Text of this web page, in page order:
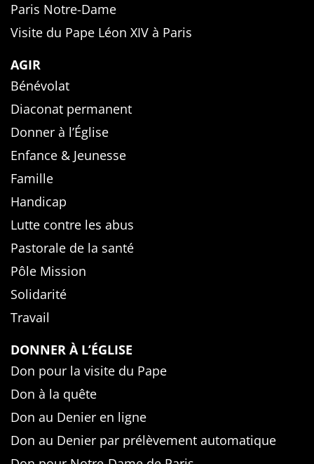
Paris Notre-Dame
Visite du Pape Léon XIV à Paris
AGIR
Bénévolat
Diaconat permanent
Donner à l’Église
Enfance & Jeunesse
Famille
Handicap
Lutte contre les abus
Pastorale de la santé
Pôle Mission
Solidarité
Travail
DONNER À L’ÉGLISE
Don pour la visite du Pape
Don à la quête
Don au Denier en ligne
Don au Denier par prélèvement automatique